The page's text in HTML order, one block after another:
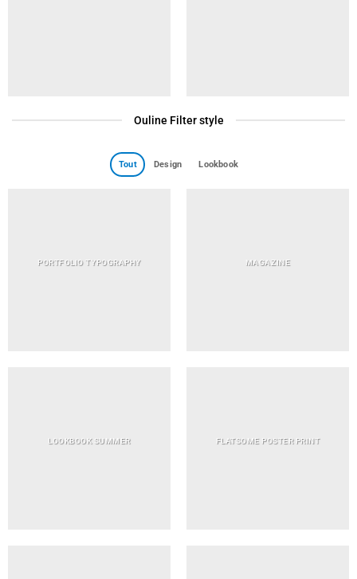
Ouline Filter style
Tout Design Lookbook
PORTFOLIO TYPOGRAPHY MAGAZINE
LOOKBOOK SUMMER FLATSOME POSTER PRINT